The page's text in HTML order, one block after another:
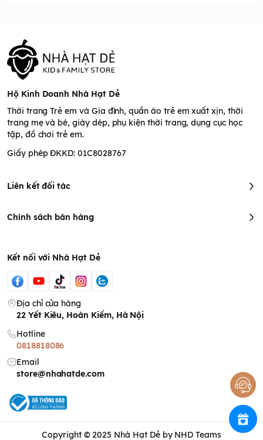
Hộ Kinh Doanh Nhà Hạt Dẻ
Thời trang Trẻ em và Gia đình, quần áo trẻ em xuất xịn, thời
trang mẹ và bé, giày dép, phụ kiện thời trang, dụng cục học
tập, đồ chơi trẻ em.
Giấy phép ĐKKD: 01C8028767
Liên kết đối tác
Chính sách bán hàng
Kết nối với Nhà Hạt Dẻ
Địa chỉ cửa hàng
22 Yết Kiêu, Hoàn Kiếm, Hà Nội
Hotline
0818818086
Email
store@nhahatde.com
Copyright © 2025 Nhà Hạt Dẻ by NHD Teams